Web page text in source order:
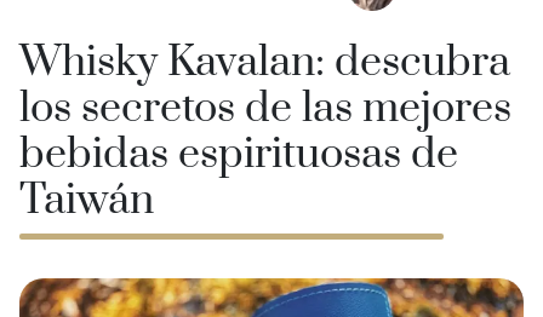
Whisky Kavalan: descubra
los secretos de las mejores
bebidas espirituosas de
Taiwán